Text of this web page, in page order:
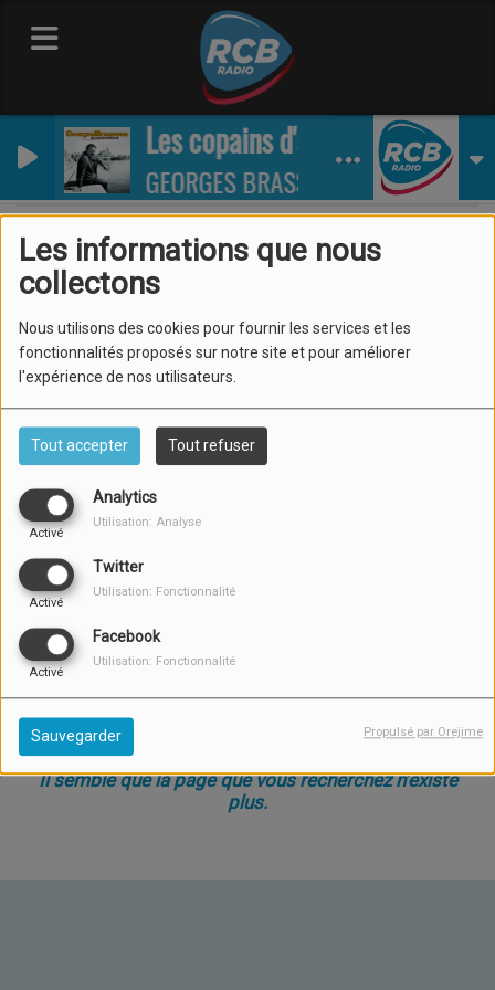
Les informations que nous
collectons
Nous utilisons des cookies pour fournir les services et les
fonctionnalités proposés sur notre site et pour améliorer
l'expérience de nos utilisateurs.
Tout accepter Tout refuser
Analytics
Activé
Utilisation: Analyse
Twitter
Activé
Utilisation: Fonctionnalité
Facebook
Activé
Utilisation: Fonctionnalité
Sauvegarder Propulsé par Orejime
Les copains d'abord
GEORGES BRASSENS
Oups, vous avez rencontré
Il semble que la page que vous recherchez n’existe
plus.